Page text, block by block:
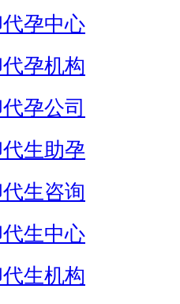
孕中心
孕机构
孕公司
生助孕
生咨询
生中心
生机构